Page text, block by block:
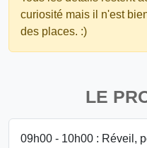
curiosité mais il n'est
des places. :)
LE
09h00 - 10h00 : Réveil,